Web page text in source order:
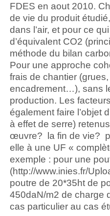
FDES en aout 2010.
de vie du produit
dans l’air, et pour ce
d’équivalent CO2
méthode du bilan
Pour une approche
frais de chantier
encadrement…), sans
production. Les
également faire l’objet
à effet de serre)
œuvre? la fin de vie?
elle à une UF «
exemple : pour une
(http://www.inies.fr/
poutre de 20*35ht de
450daN/m2 de charge
cas particulier au cas